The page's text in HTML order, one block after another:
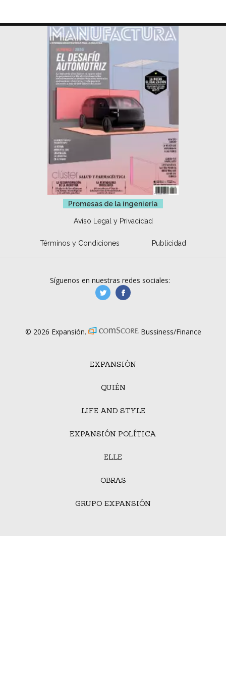
Promesas de la ingeniería
Aviso Legal y Privacidad
Términos y Condiciones Publicidad
EXPANSIÓN
QUIÉN
LIFE AND STYLE
EXPANSIÓN POLÍTICA
ELLE
OBRAS
GRUPO EXPANSIÓN
Síguenos en nuestras redes sociales:
manufacturaGE
© 2026 Expansión. Bussiness/Finance